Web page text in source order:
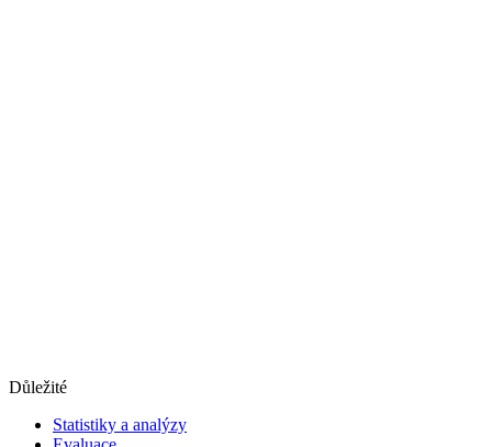
Důležité
Statistiky a analýzy